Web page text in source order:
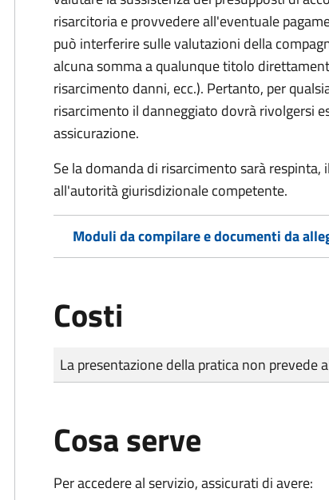
risarcitoria e provvedere all'eventuale
può interferire sulle valutazioni della
alcuna somma a qualunque titolo
risarcimento danni, ecc.). Pertanto, per
risarcimento il danneggiato dovrà rivolgersi
assicurazione.
Se la domanda di risarcimento sarà
all'autorità giurisdizionale competente.
Moduli da compilare e documenti da
Costi
Tipo di pagamento
Importo
La presentazione della pratica non prevede
Cosa serve
Per accedere al servizio, assicurati di avere: